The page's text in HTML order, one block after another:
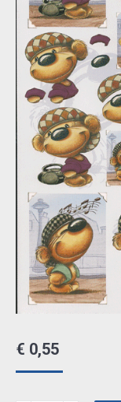
€ 0,55